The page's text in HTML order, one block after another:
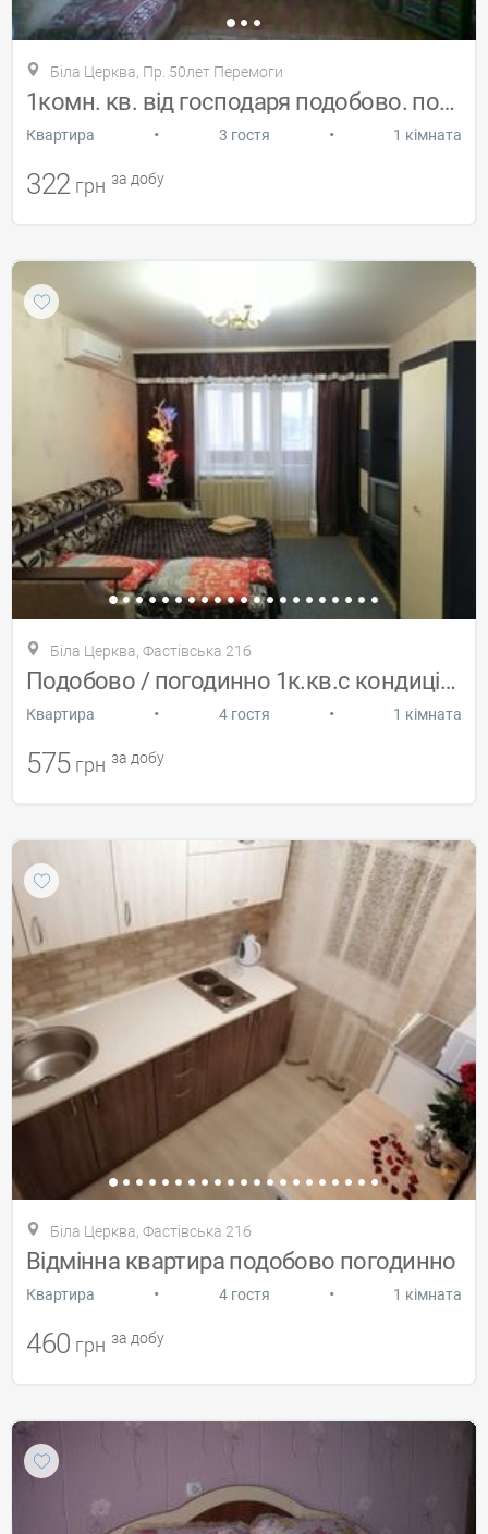
Біла Церква, Пр. 50лет Перемоги
1комн. кв. від господаря подобово. почас
Квартира • 3 гостя • 1 кімната
322 грн за добу
Біла Церква, Фастівська 21б
Подобово / погодинно 1к.кв.с кондиціонер
Квартира • 4 гостя • 1 кімната
575 грн за добу
Біла Церква, Фастівська 21б
Відмінна квартира подобово погодинно
Квартира • 4 гостя • 1 кімната
460 грн за добу